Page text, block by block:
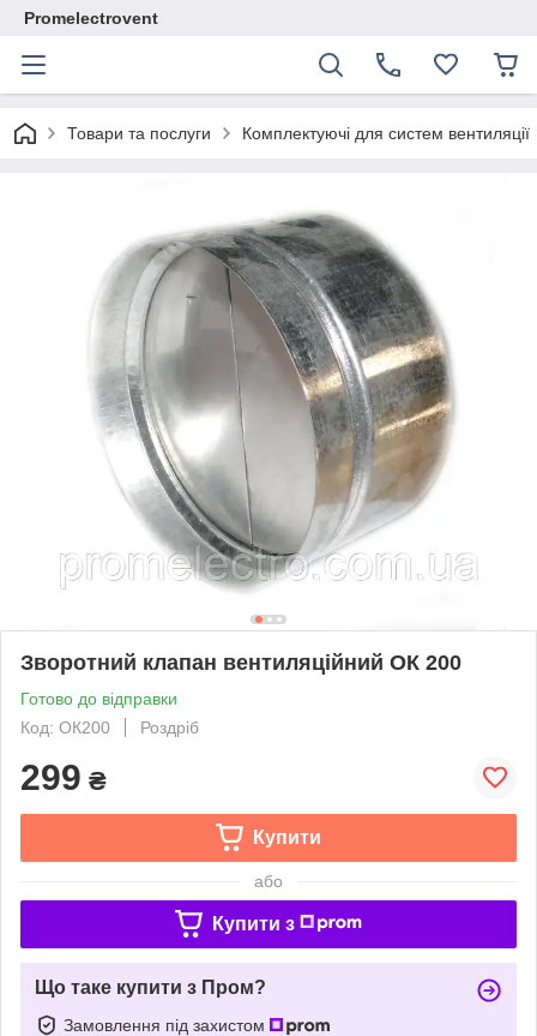
Promelectrovent
Товари та послуги Комплектуючі для систем вентиляції
Зворотний клапан вентиляційний ОК 200
Готово до відправки
Код: ОК200
Роздріб
299 ₴
Купити
або
Купити з
Що таке купити з Пром?
Замовлення під захистом